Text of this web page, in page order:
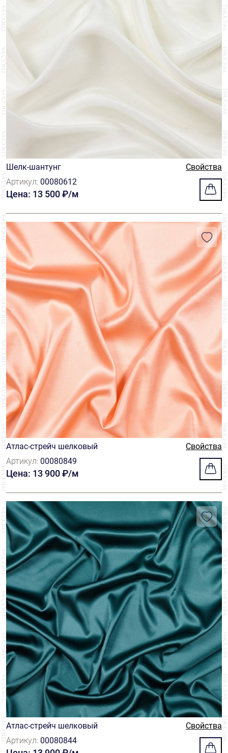
Шелк-шантунг
Свойства
Артикул: 00080612
Цена: 13 500 ₽/м
Атлас-стрейч шелковый
Свойства
Артикул: 00080849
Цена: 13 900 ₽/м
Атлас-стрейч шелковый
Свойства
Артикул: 00080844